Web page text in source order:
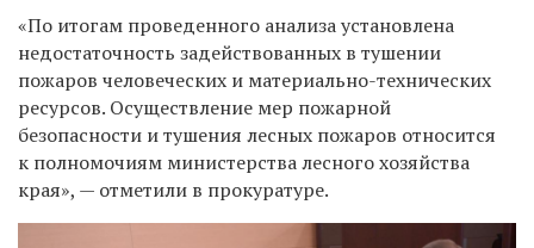
«По итогам проведенного анализа установлена
недостаточность задействованных в тушении
пожаров человеческих и материально-технических
ресурсов. Осуществление мер пожарной
безопасности и тушения лесных пожаров относится
к полномочиям министерства лесного хозяйства
края», — отметили в прокуратуре.